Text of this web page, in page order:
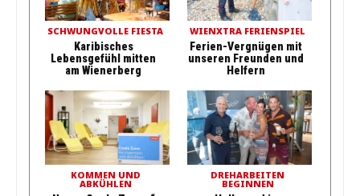
SCHWUNGVOLLE FIESTA
Karibisches
Lebensgefühl mitten
am Wienerberg
WIENXTRA FERIENSPIEL
Ferien-Vergnügen mit
unseren Freunden und
Helfern
KOMMEN UND
ABKÜHLEN
DREHARBEITEN
BEGINNEN